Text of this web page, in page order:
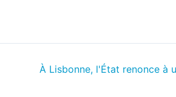
À Lisbonne, l'État renonce à